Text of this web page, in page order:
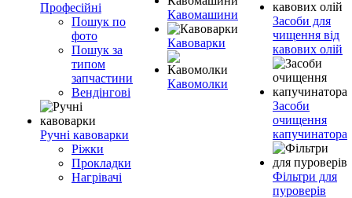
Професійні
Пошук по
фото
Пошук за
типом
запчастини
Вендінгові
Ручні кавоварки
Ріжки
Прокладки
Нагрівачі
Кавомашини
Кавоварки
Кавомолки
Засоби для
чищення від
кавових олій
Засоби
очищення
капучинатора
Фільтри для
пуроверів